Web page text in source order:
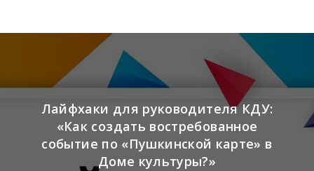
Лайфхаки для руководителя КДУ:
«Как создать востребованное
событие по «Пушкинской карте» в
Доме культуры?»